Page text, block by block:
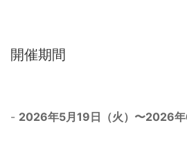
開催期間
- 2026年5月19日（火）〜2026年